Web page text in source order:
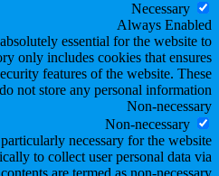
Necessary
Always Enabled
essential for the website to
only includes cookies that ensures
features of the website. These
not store any personal information.
Non-necessary
Non-necessary
necessary for the website
to collect user personal data via